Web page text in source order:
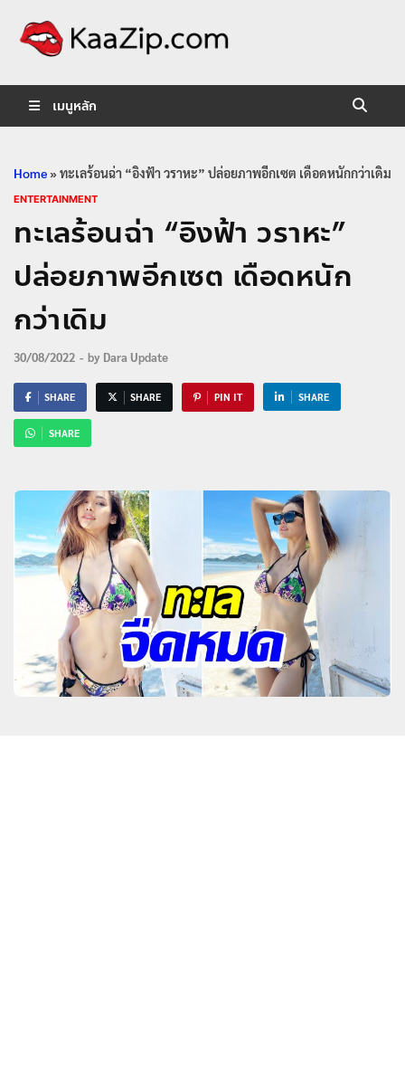
เมนูหลัก
Home»ทะเลร้อนฉ่า “อิงฟ้า วราหะ” ปล่อยภาพอีกเซต เดือดหนักกว่าเดิม
ENTERTAINMENT
ทะเลร้อนฉ่า “อิงฟ้า วราหะ”
ปล่อยภาพอีกเซต เดือดหนัก
กว่าเดิม
30/08/2022 - by Dara Update
SHARE SHARE PIN IT SHARE
SHARE